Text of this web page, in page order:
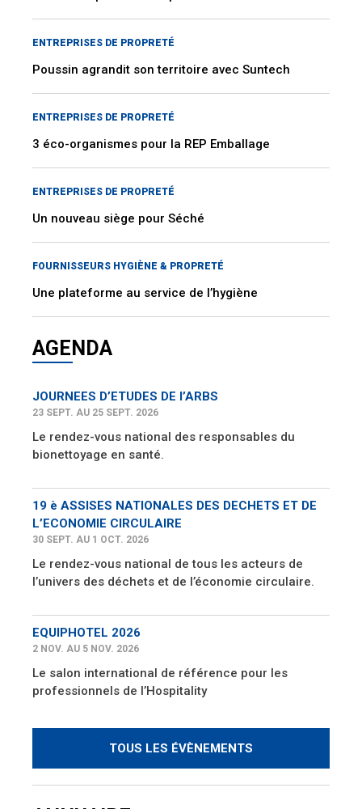
ENTREPRISES DE PROPRETÉ
Poussin agrandit son territoire avec Suntech
ENTREPRISES DE PROPRETÉ
3 éco-organismes pour la REP Emballage
ENTREPRISES DE PROPRETÉ
Un nouveau siège pour Séché
FOURNISSEURS HYGIÈNE & PROPRETÉ
Une plateforme au service de l’hygiène
AGENDA
JOURNEES D’ETUDES DE l’ARBS
23 SEPT. AU 25 SEPT. 2026
Le rendez-vous national des responsables du
bionettoyage en santé.
19 è ASSISES NATIONALES DES DECHETS ET DE
L’ECONOMIE CIRCULAIRE
30 SEPT. AU 1 OCT. 2026
Le rendez-vous national de tous les acteurs de
l’univers des déchets et de l’économie circulaire.
EQUIPHOTEL 2026
2 NOV. AU 5 NOV. 2026
Le salon international de référence pour les
professionnels de l’Hospitality
TOUS LES ÉVÈNEMENTS